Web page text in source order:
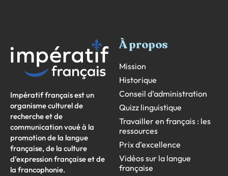
Impératif français est un
organisme culturel de
recherche et de
communication voué à la
promotion de la langue
française, de la culture
d’expression française et de
la francophonie.
À propos
Mission
Historique
Conseil d’administration
Quizz linguistique
Travailler en français : les
ressources
Prix d’excellence
Vidéos sur la langue
française